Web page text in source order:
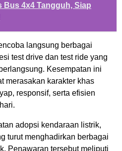
Bus 4x4 Tangguh, Siap
langsung berbagai
test drive dan test ride yang
Kesempatan ini
merasakan karakter khas
responsif, serta efisien
adopsi kendaraan listrik,
turut menghadirkan berbagai
Penawaran tersebut meliputi